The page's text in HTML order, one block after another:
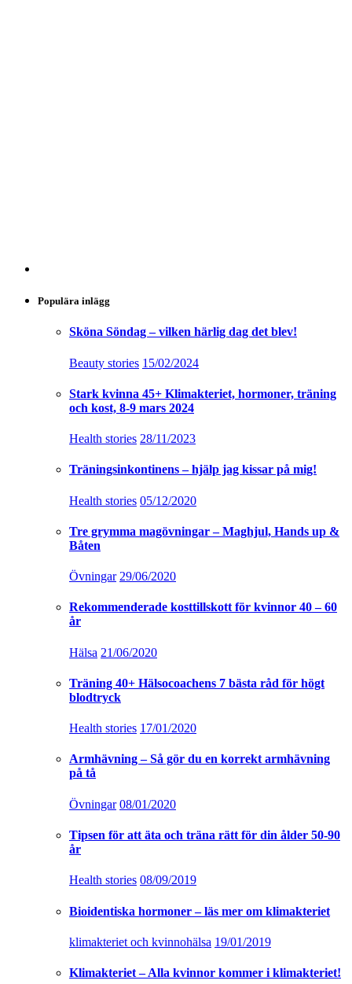
Populära inlägg
Sköna Söndag – vilken härlig dag det blev!
Beauty stories 15/02/2024
Stark kvinna 45+ Klimakteriet, hormoner, träning
och kost, 8-9 mars 2024
Health stories 28/11/2023
Träningsinkontinens – hjälp jag kissar på mig!
Health stories 05/12/2020
Tre grymma magövningar – Maghjul, Hands up &
Båten
Övningar 29/06/2020
Rekommenderade kosttillskott för kvinnor 40 – 60
år
Hälsa 21/06/2020
Träning 40+ Hälsocoachens 7 bästa råd för högt
blodtryck
Health stories 17/01/2020
Armhävning – Så gör du en korrekt armhävning
på tå
Övningar 08/01/2020
Tipsen för att äta och träna rätt för din ålder 50-90
år
Health stories 08/09/2019
Bioidentiska hormoner – läs mer om klimakteriet
klimakteriet och kvinnohälsa 19/01/2019
Klimakteriet – Alla kvinnor kommer i klimakteriet!